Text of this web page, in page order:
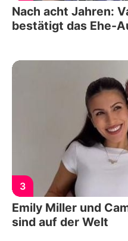
Nach acht Jahren:
bestätigt das Ehe-
3
Emily Miller und
sind auf der Welt